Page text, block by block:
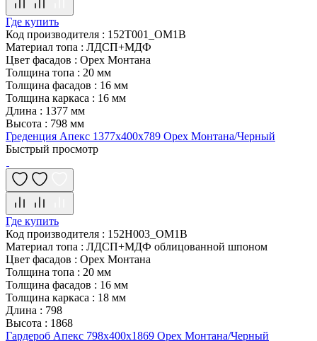
Где купить
Код производителя : 152T001_OM1B
Материал топа : ЛДСП+МДФ
Цвет фасадов : Орех Монтана
Толщина топа : 20 мм
Толщина фасадов : 16 мм
Толщина каркаса : 16 мм
Длина : 1377 мм
Высота : 798 мм
Греденция Апекс 1377х400х789 Орех Монтана/Черный
Быстрый просмотр
Где купить
Код производителя : 152H003_OM1B
Материал топа : ЛДСП+МДФ облицованной шпоном
Цвет фасадов : Орех Монтана
Толщина топа : 20 мм
Толщина фасадов : 16 мм
Толщина каркаса : 18 мм
Длина : 798
Высота : 1868
Гардероб Апекс 798х400х1869 Орех Монтана/Черный